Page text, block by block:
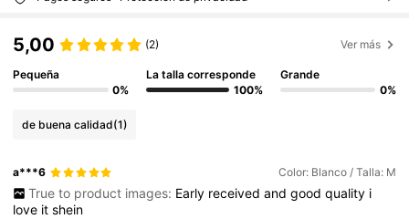
5,00 (2) Ver más
Pequeña
0%
La talla corresponde
100%
Grande
0%
de buena calidad(1)
a***6 Color: Blanco / Talla: M
True to product images: Early received and good quality i
love itshein